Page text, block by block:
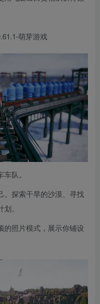
队。
。探索干旱的沙漠、寻找
。
的照片模式，展示你铺设